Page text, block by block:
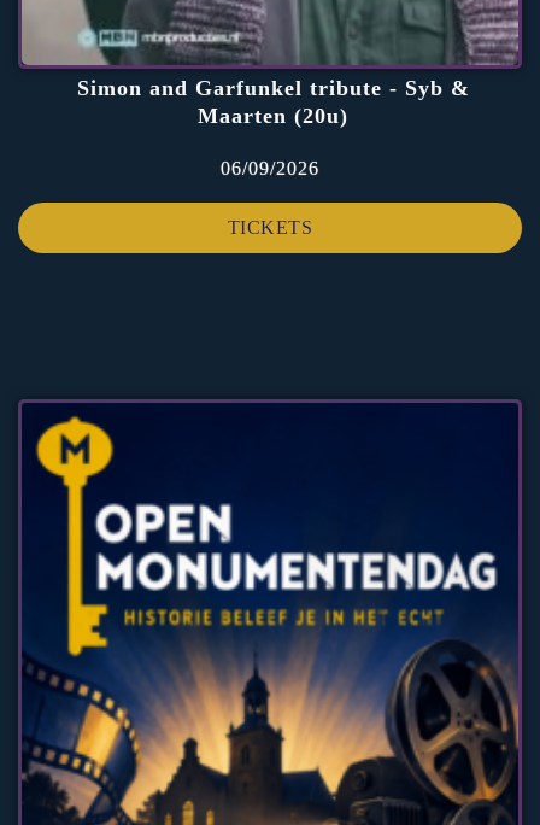
Simon and Garfunkel tribute - Syb &
Maarten (20u)
06/09/2026
TICKETS